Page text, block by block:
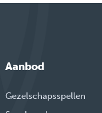
Aanbod
Gezelschapsspellen